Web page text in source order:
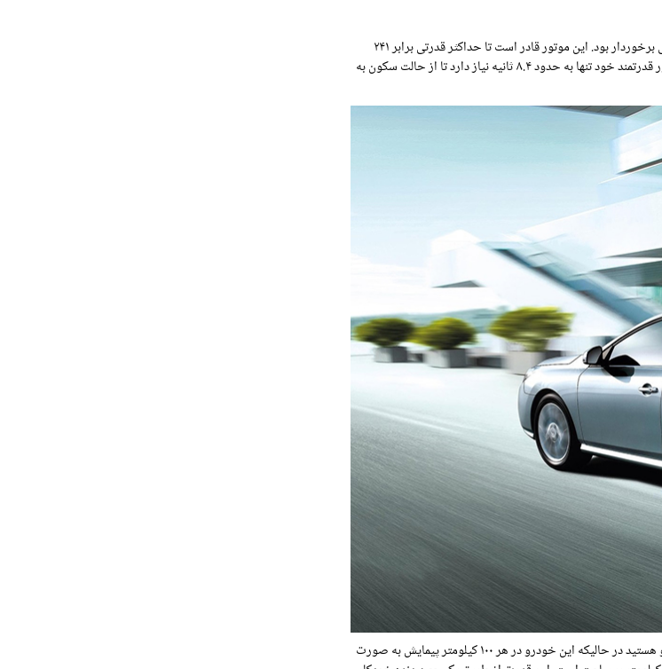
مدلی از رنو لتیتود که توسط نگین خودرو وارد ایران شد از موتور ۶ سیلندر با حجم ۳۵۰۰ سی سی برخوردار بود. این موتور قادر است تا حداکثر قدرتی برابر ۲۴۱
اسب بخار و حداکثر گشتاور ۳۳۰ نیوتن متری را تامین کند. به علاوه اینکه رنو لتیتود به لطف موتور قدرتمند خود تنها به حدود ۸.۴ ثانیه نیاز دارد تا از حالت سکون به
شاید با مطالعه میزان حجم و قدرت موتور رنو لتیتود تصور کنید که با خودرویی پر مصرف روبرو هستید در حالیکه این خودرو در هر ۱۰۰ کیلومتر پیمایش به صورت